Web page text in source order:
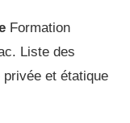
Formation
Liste des
et étatique